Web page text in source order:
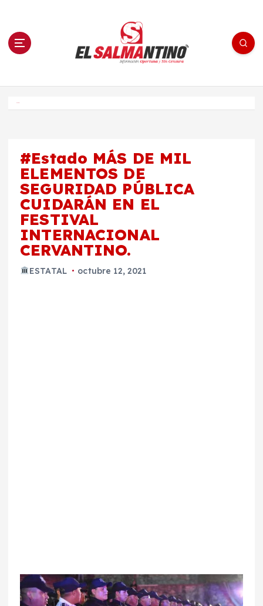
n El Salmantino - medios/noticias/editorial
#Estado MÁS DE MIL
ELEMENTOS DE
SEGURIDAD PÚBLICA
CUIDARÁN EN EL
FESTIVAL
INTERNACIONAL
CERVANTINO.
ESTATAL octubre 12, 2021